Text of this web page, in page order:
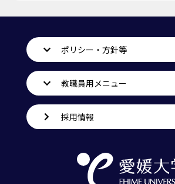
ポリシー・方針等
教職員用メニュー
採用情報